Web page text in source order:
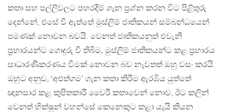
කතා සහ පල්ලිවලට පහරදීම් ගැන ප‍්‍රශ්න කරන විට පිළිතුරු
දෙන්නේ, එසේ වී ඇත්තේ මුස්ලිම් ජාතිකයන් සම්බන්ධයෙන්
පමණක් නොවන බවයි. වෙනත් ජාතිකයනුත් එවැනි
ප‍්‍රහාරයන්ට ගොදුරු වී තිබීම, මුස්ලිම් ජාතිකයන්ට කළ ප‍්‍රහාරය
සාධාරණීකරණය වීමක් නොවන බව නැවතත් ඔහු වසං කරයි.
ඔහුට අනුව, ‘අළුත්ගම’ ගැන කතා කිරීම ඇරඹිය යුත්තේ
ඥානසාර කළ කුපිතකාරී වෛරී කතාවෙන් නොව, ඊට කලින්
වෙනත් භික්ෂුන් වහන්සේ කෙනෙකුට කළා යැයි කියන